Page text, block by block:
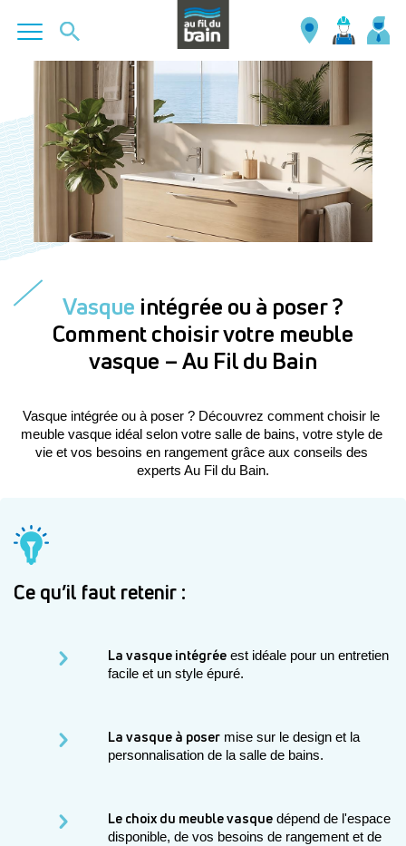
contenu
principal
Vasque intégrée ou à poser ?
Comment choisir votre meuble
vasque – Au Fil du Bain
Vasque intégrée ou à poser ? Découvrez comment choisir le
meuble vasque idéal selon votre salle de bains, votre style de
vie et vos besoins en rangement grâce aux conseils des
experts Au Fil du Bain.
Ce qu’il faut retenir :
La vasque intégrée est idéale pour un entretien
facile et un style épuré.
La vasque à poser mise sur le design et la
personnalisation de la salle de bains.
Le choix du meuble vasque dépend de l'espace
disponible, de vos besoins de rangement et de